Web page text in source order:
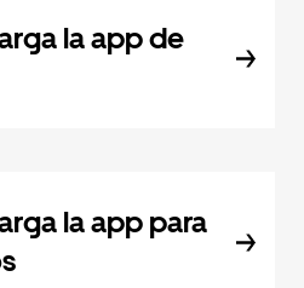
la app de
la app para